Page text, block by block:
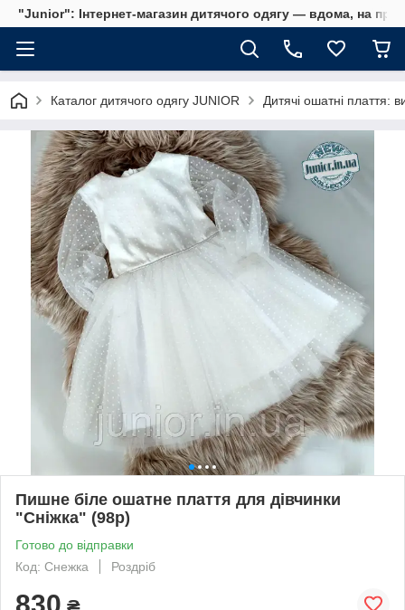
"Junior": Інтернет-магазин дитячого одягу — вдома, на
Каталог дитячого одягу JUNIOR Дитячі ошатні плаття:
Пишне біле ошатне плаття для дівчинки
"Сніжка" (98р)
Готово до відправки
Код: Снежка
Роздріб
830